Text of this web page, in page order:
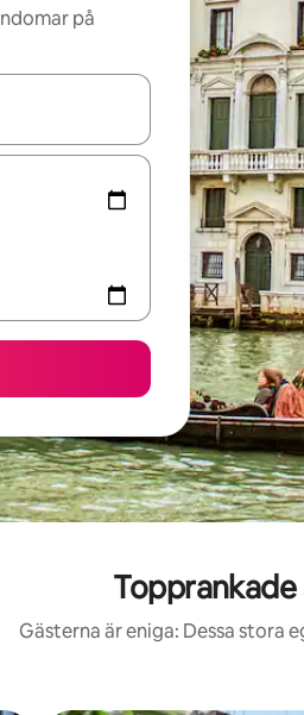
på
navigera med upp- och
Gästerna är eniga: Dessa stora